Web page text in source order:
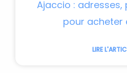
Ajaccio : adresses,
pour acheter
LIRE